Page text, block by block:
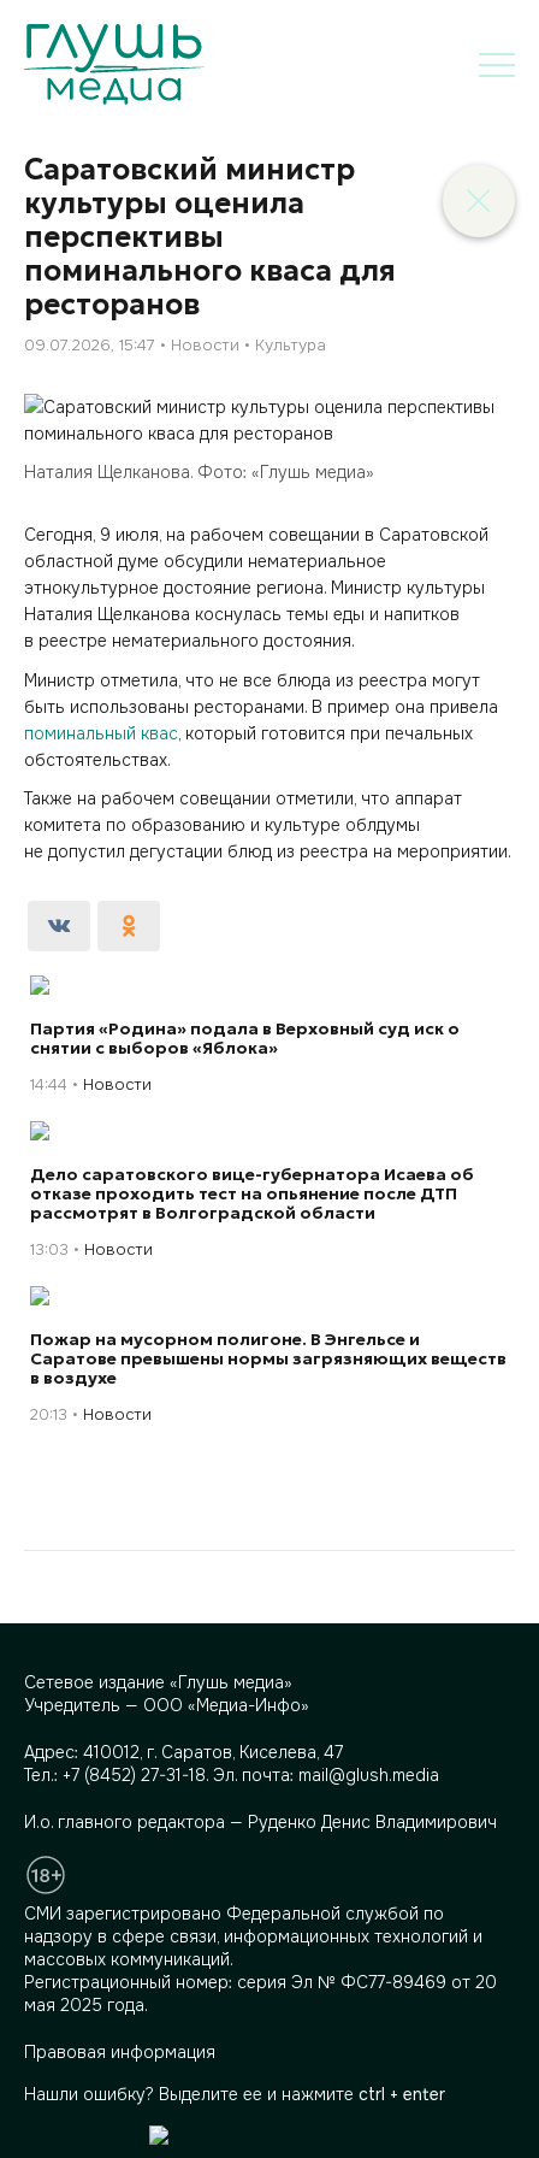
Саратовский министр
культуры оценила
перспективы
поминального кваса для
ресторанов
09.07.2026, 15:47 Новости Культура
Наталия Щелканова. Фото: «Глушь медиа»
Сегодня, 9 июля, на рабочем совещании в Саратовской
областной думе обсудили нематериальное
этнокультурное достояние региона. Министр культуры
Наталия Щелканова коснулась темы еды и напитков
в реестре нематериального достояния.
Министр отметила, что не все блюда из реестра могут
быть использованы ресторанами. В пример она привела
поминальный квас , который готовится при печальных
обстоятельствах.
Также на рабочем совещании отметили, что аппарат
комитета по образованию и культуре облдумы
не допустил дегустации блюд из реестра на мероприятии.
Партия «Родина» подала в Верховный суд иск о
снятии с выборов «Яблока»
14:44 Новости
Дело саратовского вице-губернатора Исаева об
отказе проходить тест на опьянение после ДТП
рассмотрят в Волгоградской области
13:03 Новости
Пожар на мусорном полигоне. В Энгельсе и
Саратове превышены нормы загрязняющих веществ
в воздухе
20:13 Новости
Сетевое издание «Глушь медиа»
Учредитель — ООО «Медиа-Инфо»
Адрес: 410012, г. Саратов, Киселева, 47
Тел.: +7 (8452) 27-31-18. Эл. почта: mail@glush.media
И.о. главного редактора — Руденко Денис Владимирович
СМИ зарегистрировано Федеральной службой по
надзору в сфере связи, информационных технологий и
массовых коммуникаций.
Регистрационный номер: серия Эл № ФС77-89469 от 20
мая 2025 года.
Правовая информация
Нашли ошибку? Выделите ее и нажмите ctrl + enter